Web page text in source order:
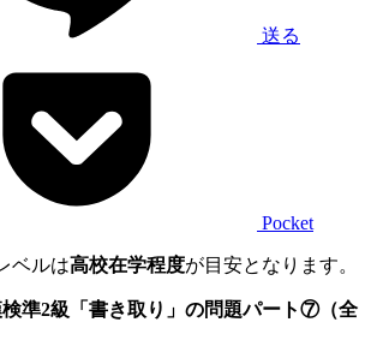
送る
Pocket
ベルは高校在学程度が目安となります。
準2級「書き取り」の問題パート⑦（全